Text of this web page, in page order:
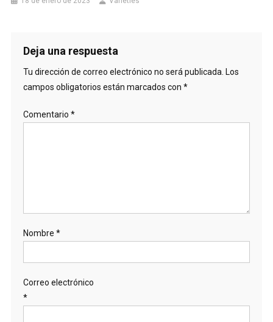
Deja una respuesta
Tu dirección de correo electrónico no será publicada. Los
campos obligatorios están marcados con *
Comentario *
Nombre *
Correo electrónico
*